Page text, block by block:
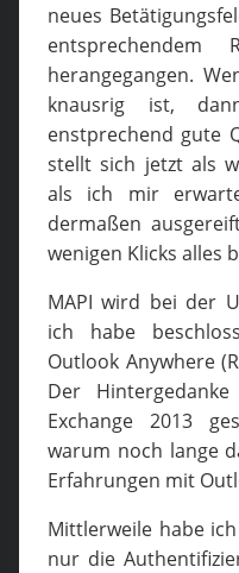
neues
herangegangen.
knausrig ist,
enstprechend gute
stellt sich jetzt als
als ich mir
dermaßen
wenigen Klicks alles
MAPI wird bei der
ich habe
Outlook Anywhere
Der
Exchange 2013
warum noch lange
Erfahrungen mit
Mittlerweile habe
nur die